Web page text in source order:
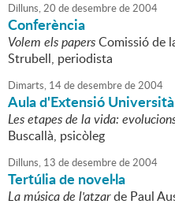
Dilluns,20 dedesembrede2004
Conferència
Volem els papersComissió de
Strubell, periodista
Dimarts, 14dedesembrede2004
Aula d'Extensió
Les etapes de la vida:
Buscallà, psicòleg
Dilluns, 13 dedesembrede2004
Tertúlia de novel·la
La música de l'atzarde Paul